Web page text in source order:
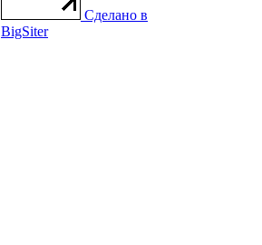
Сделано в
BigSiter